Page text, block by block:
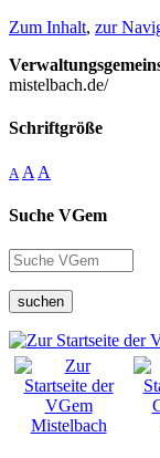
Zum Inhalt, zur
mistelbach.de/
Schriftgröße
A A A
Suche VGem
suchen